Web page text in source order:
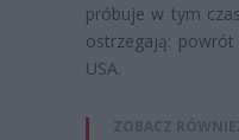
próbuje w tym
ostrzegają:
USA.
ZOBACZ